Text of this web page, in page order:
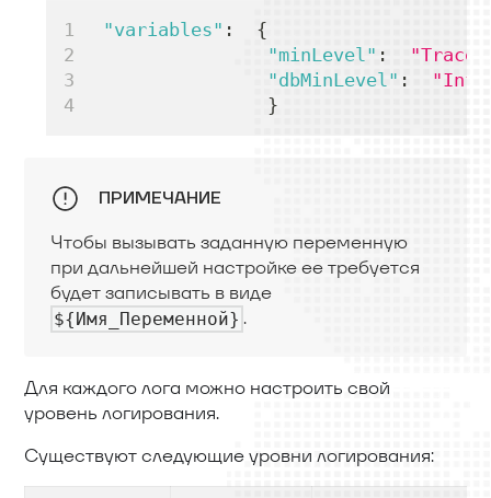
"variables" :
{
"minLevel" : "Trace"
"dbMinLevel" :
}
ПРИМЕЧАНИЕ
Чтобы вызывать заданную переменную
при дальнейшей настройке ее требуется
будет записывать в виде
${Имя_Переменной} .
Для каждого лога можно настроить свой
уровень логирования.
Существуют следующие уровни логирования: